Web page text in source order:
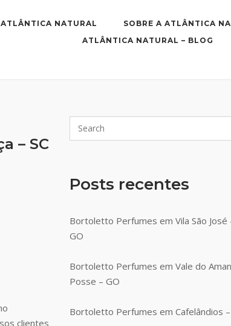
NATURAL
SOBRE A ATLÂNTICA
ATLÂNTICA NATURAL – BLOG
– SC
clientes
Posts recentes
Bortoletto Perfumes em Vila São José
GO
Bortoletto Perfumes em Vale do
Posse – GO
Bortoletto Perfumes em Cafelândios